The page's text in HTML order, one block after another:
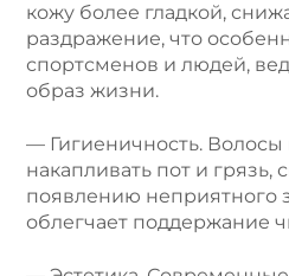
кожу более гладкой,
раздражение, что
спортсменов и людей,
образ жизни.
— Гигиеничность. Волосы
накапливать пот и грязь,
появлению неприятного
облегчает поддержание